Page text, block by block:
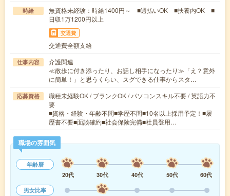
時給
無資格未経験：時給1400円～ ■週払いOK ■扶養内OK ■
日収1万1200円以上
交通費
交通費全額支給
仕事内容
介護関連
≪散歩に付き添ったり、お話し相手になったり≫「え？意外
に簡単！」と思うくらい、スグできる仕事からスタ…
応募資格
職種未経験OK / ブランクOK / パソコンスキル不要 / 英語力不
要
■資格・経験・年齢不問■学歴不問■10名以上採用予定！■履
歴書不要■面談確約■社会保険完備■社員登用…
職場の雰囲気
年齢層
20代
30代 40代 50代
60代
男女比率